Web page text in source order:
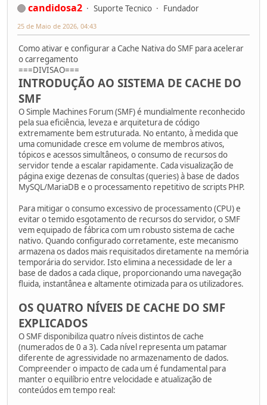
candidosa2 Suporte Tecnico Fundador
25 de Maio de 2026, 04:43
Como ativar e configurar a Cache Nativa do SMF para acelerar
o carregamento
===DIVISAO===
INTRODUÇÃO AO SISTEMA DE CACHE DO
SMF
O Simple Machines Forum (SMF) é mundialmente reconhecido
pela sua eficiência, leveza e arquitetura de código
extremamente bem estruturada. No entanto, à medida que
uma comunidade cresce em volume de membros ativos,
tópicos e acessos simultâneos, o consumo de recursos do
servidor tende a escalar rapidamente. Cada visualização de
página exige dezenas de consultas (queries) à base de dados
MySQL/MariaDB e o processamento repetitivo de scripts PHP.
Para mitigar o consumo excessivo de processamento (CPU) e
evitar o temido esgotamento de recursos do servidor, o SMF
vem equipado de fábrica com um robusto sistema de cache
nativo. Quando configurado corretamente, este mecanismo
armazena os dados mais requisitados diretamente na memória
temporária do servidor. Isto elimina a necessidade de ler a
base de dados a cada clique, proporcionando uma navegação
fluida, instantânea e altamente otimizada para os utilizadores.
OS QUATRO NÍVEIS DE CACHE DO SMF
EXPLICADOS
O SMF disponibiliza quatro níveis distintos de cache
(numerados de 0 a 3). Cada nível representa um patamar
diferente de agressividade no armazenamento de dados.
Compreender o impacto de cada um é fundamental para
manter o equilíbrio entre velocidade e atualização de
conteúdos em tempo real: